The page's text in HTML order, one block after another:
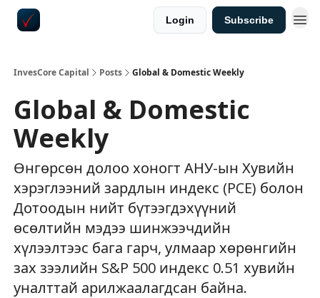
Login Subscribe
InvesCore Capital Posts Global & Domestic Weekly
Global & Domestic
Weekly
Өнгөрсөн долоо хоногт АНУ-ын Хувийн
хэрэглээний зардлын индекс (PCE) болон
Дотоодын нийт бүтээгдэхүүний
өсөлтийн мэдээ шинжээчдийн
хүлээлтээс бага гарч, улмаар хөрөнгийн
зах зээлийн S&P 500 индекс 0.51 хувийн
уналттай арилжаалагдсан байна.